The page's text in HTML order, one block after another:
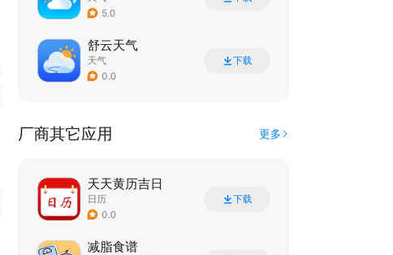
5.0
舒云天气
天气
0.0
下载
厂商其它应用 更多
天天黄历吉日
日历
0.0
下载
减脂食谱